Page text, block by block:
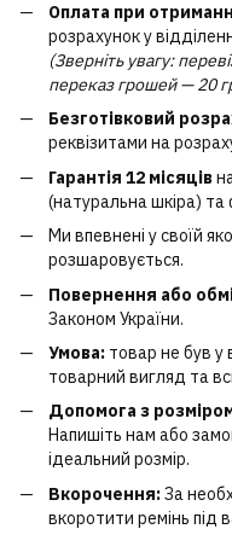
Оплата при
розрахунок у
(Зверніть увагу:
переказ грошей — 20
Безготівковий
реквізитами на
Гарантія 12 місяців
(натуральна шкіра) та
Ми впевнені у своїй
розшаровується.
Повернення або
Законом України.
Умова: товар не був у
товарний вигляд та
Допомога з
Напишіть нам або
ідеальний розмір.
Вкорочення:За
вкоротити ремінь під